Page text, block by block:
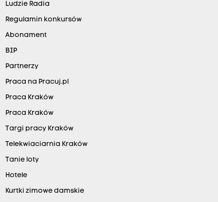
Ludzie Radia
Regulamin konkursów
Abonament
BIP
Partnerzy
Praca na Pracuj.pl
Praca Kraków
Praca Kraków
Targi pracy Kraków
Telekwiaciarnia Kraków
Tanie loty
Hotele
Kurtki zimowe damskie